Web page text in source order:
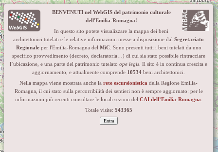
+
−
BENVENUTI nel WebGIS del patrimonio culturale
dell'Emilia-Romagna!
In questo sito potete visualizzare la mappa dei beni
architettonici tutelati e le relative informazioni messe a disposizione dal Segretariato
Regionaleper l'Emilia-Romagna del MiC . Sono presenti tutti i beni tutelati da uno
specifico provvedimento (decreto, declaratoria…) di cui sia stato possibile rintracciare
l’ubicazione, e una parte del patrimonio tutelato ope legis . Il sito è in continua crescita e
aggiornamento, e attualmente comprende 10534 beni architettonici.
Nella mappa viene mostrata anche la rete escursionistica della Regione Emilia-
Romagna, il cui stato sulla percorribilità dei sentieri non è sempre aggiornato: per le
informazioni più recenti consultare le locali sezioni del CAI dell’Emilia-Romagna
Totale visite: 543365